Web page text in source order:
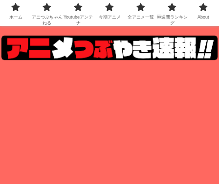
ホーム
アニつぶちゃん
ねる
Youtubeアンテ
ナ
今期アニメ 全アニメ一覧
🆕週間ランキン
グ
About